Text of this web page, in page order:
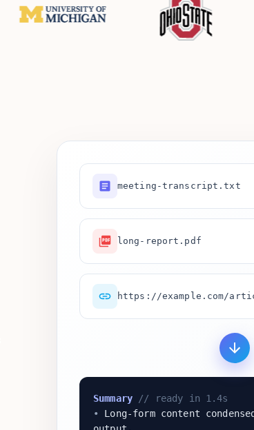
meeting-transcript.txt
long-report.pdf
https://example.com/
Summary // ready in 1.4s
•
Long-form content